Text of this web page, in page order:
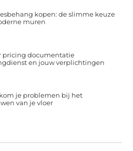
kopen: de slimme keuze
muren
pricing documentatie
en jouw verplichtingen
je problemen bij het
van je vloer